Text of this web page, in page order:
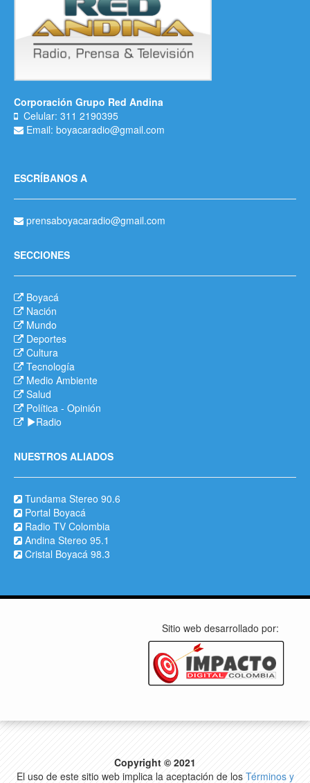
Corporación Grupo Red Andina
Celular: 311 2190395
Email: boyacaradio@gmail.com
ESCRÍBANOS A
prensaboyacaradio@gmail.com
SECCIONES
Boyacá
Nación
Mundo
Deportes
Cultura
Tecnología
Medio Ambiente
Salud
Política - Opinión
Radio
NUESTROS ALIADOS
Tundama Stereo 90.6
Portal Boyacá
Radio TV Colombia
Andina Stereo 95.1
Cristal Boyacá 98.3
Sitio web desarrollado por:
Copyright © 2021
El uso de este sitio web implica la aceptación de los Términos y